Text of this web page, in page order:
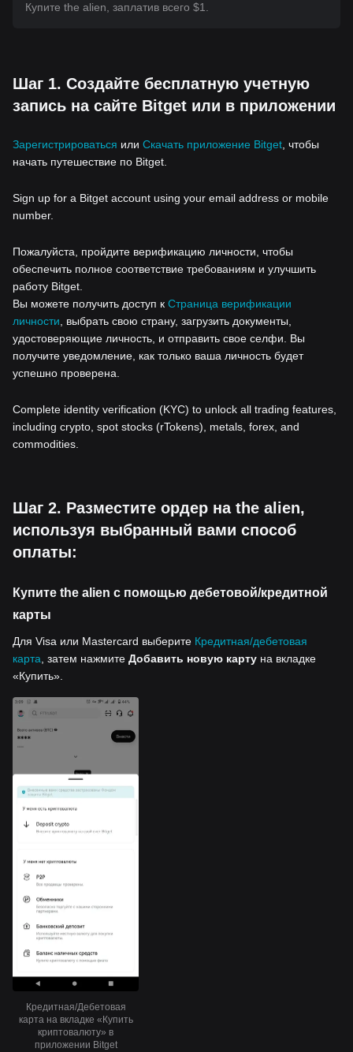
Купите the alien, заплатив всего $1.
Шаг 1. Создайте бесплатную учетную
запись на сайте Bitget или в приложении
Зарегистрироваться или Скачать приложение Bitget , чтобы
начать путешествие по Bitget.
Sign up for a Bitget account using your email address or mobile
number.
Пожалуйста, пройдите верификацию личности, чтобы
обеспечить полное соответствие требованиям и улучшить
работу Bitget.
Вы можете получить доступ к Страница верификации
личности , выбрать свою страну, загрузить документы,
удостоверяющие личность, и отправить свое селфи. Вы
получите уведомление, как только ваша личность будет
успешно проверена.
Complete identity verification (KYC) to unlock all trading features,
including crypto, spot stocks (rTokens), metals, forex, and
commodities.
Шаг 2. Разместите ордер на the alien,
используя выбранный вами способ
оплаты:
Купите the alien с помощью дебетовой/кредитной
карты
Для Visa или Mastercard выберите Кредитная/дебетовая
карта , затем нажмите Добавить новую карту на вкладке
«Купить».
Кредитная/Дебетовая
карта на вкладке «Купить
криптовалюту» в
приложении Bitget